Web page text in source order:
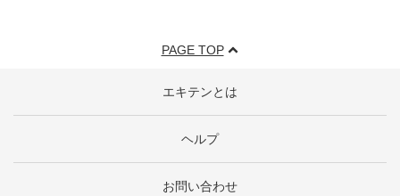
PAGE TOP
エキテンとは
ヘルプ
お問い合わせ